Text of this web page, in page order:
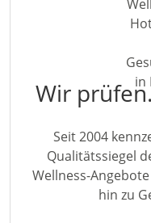
Wir
Seit 2004
Qualitätssiegel
Wellness-
hin zu